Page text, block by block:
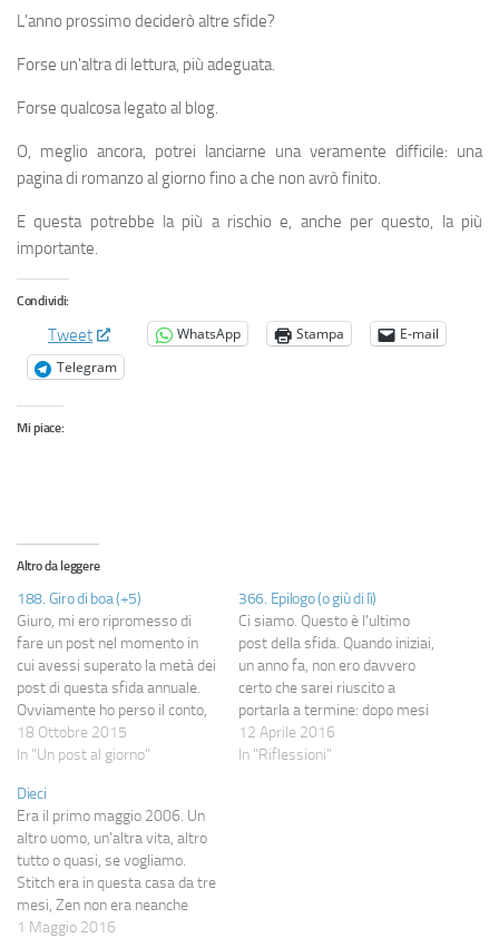
L'anno prossimo deciderò altre sfide?
Forse un'altra di lettura, più adeguata.
Forse qualcosa legato al blog.
O, meglio ancora, potrei lanciarne una veramente difficile: una
pagina di romanzo al giorno fino a che non avrò finito.
E questa potrebbe la più a rischio e, anche per questo, la più
importante.
Condividi:
Tweet WhatsApp Stampa
E-mail
Telegram
Mi piace:
Altro da leggere
188. Giro di boa (+5)
Giuro, mi ero ripromesso di
fare un post nel momento in
cui avessi superato la metà dei
post di questa sfida annuale.
Ovviamente ho perso il conto,
per cui il post arriva con cinque
giorni di ritardo. La metà,
deciso di iniziare la sfida di…
18 Ottobre 2015
In "Un post al giorno"
366. Epilogo (o giù di lì)
Ci siamo. Questo è l'ultimo
post della sfida. Quando iniziai,
un anno fa, non ero davvero
certo che sarei riuscito a
portarla a termine: dopo mesi
di latitanza, in cui i post
facevano fatica a nascere,
12 Aprile 2016
In "Riflessioni"
Dieci
Era il primo maggio 2006. Un
altro uomo, un'altra vita, altro
tutto o quasi, se vogliamo.
Stitch era in questa casa da tre
mesi, Zen non era neanche
nato, mio padre era ancora
1 Maggio 2016